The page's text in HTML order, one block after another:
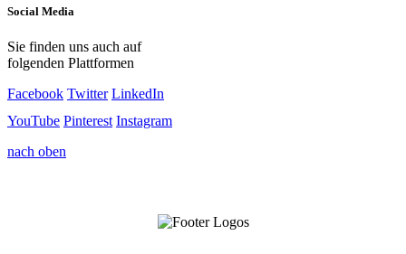
Social Media
Sie finden uns auch auf
folgenden Plattformen
Facebook Twitter LinkedIn
YouTube Pinterest Instagram
nach oben